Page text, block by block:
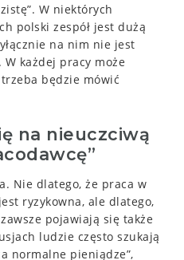
W niektórych
polski zespół jest dużą
na nim nie jest
każdej pracy może
będzie mówić
na nieuczciwą
Nie dlatego, że praca w
ryzykowna, ale dlatego,
pojawiają się także
ludzie często szukają
normalne pieniądze”,